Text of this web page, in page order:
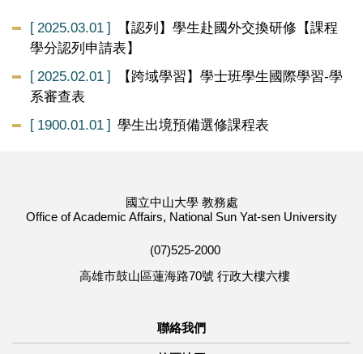
2025.03.01
【認列】學生赴國外交換研修【課程
學分認列申請表】
2025.02.01
【跨域學習】學士班學生國際學習-學
系審查表
1900.01.01 學生出境預備選修課程表
國立中山大學 教務處
Office of Academic Affairs, National Sun Yat-sen University
(07)525-2000
高雄市鼓山區蓮海路70號 行政大樓六樓
聯絡我們